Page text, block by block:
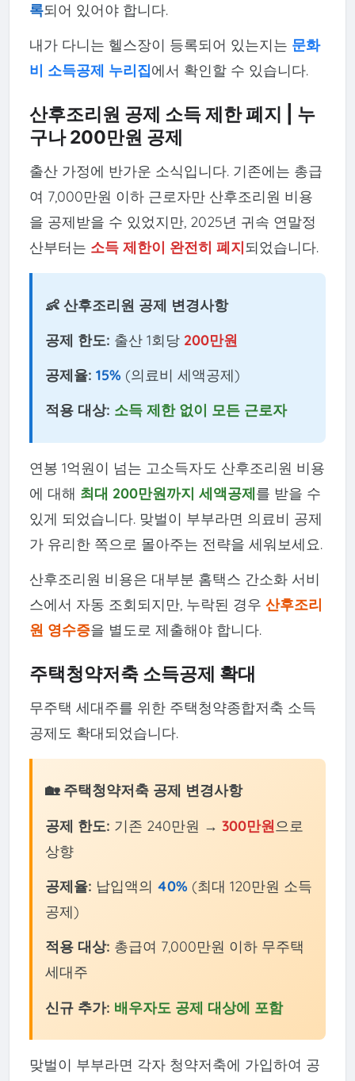
록되어 있어야 합니다.
내가 다니는 헬스장이 등록되어 있는지는 문화
비 소득공제 누리집에서 확인할 수 있습니다.
산후조리원 공제 소득 제한 폐지 | 누
구나 200만원 공제
출산 가정에 반가운 소식입니다. 기존에는 총급
여 7,000만원 이하 근로자만 산후조리원 비용
을 공제받을 수 있었지만, 2025년 귀속 연말정
산부터는 소득 제한이 완전히 폐지되었습니다.
👶 산후조리원 공제 변경사항
공제 한도: 출산 1회당 200만원
공제율: 15% (의료비 세액공제)
적용 대상: 소득 제한 없이 모든 근로자
연봉 1억원이 넘는 고소득자도 산후조리원 비용
에 대해 최대 200만원까지 세액공제를 받을 수
있게 되었습니다. 맞벌이 부부라면 의료비 공제
가 유리한 쪽으로 몰아주는 전략을 세워보세요.
산후조리원 비용은 대부분 홈택스 간소화 서비
스에서 자동 조회되지만, 누락된 경우 산후조리
원 영수증을 별도로 제출해야 합니다.
주택청약저축 소득공제 확대
무주택 세대주를 위한 주택청약종합저축 소득
공제도 확대되었습니다.
🏡 주택청약저축 공제 변경사항
공제 한도: 기존 240만원 → 300만원으로
상향
공제율: 납입액의 40%(최대 120만원 소득
공제)
적용 대상: 총급여 7,000만원 이하 무주택
세대주
신규 추가: 배우자도 공제 대상에 포함
맞벌이 부부라면 각자 청약저축에 가입하여 공